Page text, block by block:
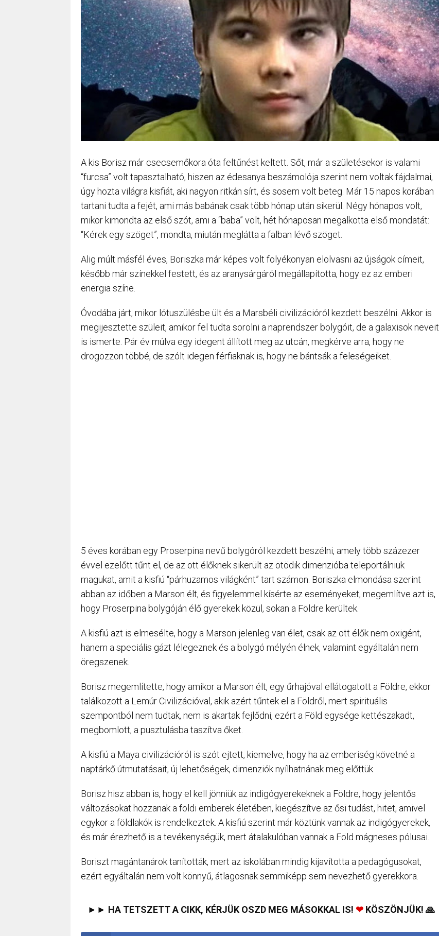
A kis Borisz már csecsemőkora óta feltűnést keltett. Sőt, már a születésekor is valami
“furcsa” volt tapasztalható, hiszen az édesanya beszámolója szerint nem voltak fájdalmai,
úgy hozta világra kisfiát, aki nagyon ritkán sírt, és sosem volt beteg. Már 15 napos korában
tartani tudta a fejét, ami más babának csak több hónap után sikerül. Négy hónapos volt,
mikor kimondta az első szót, ami a “baba” volt, hét hónaposan megalkotta első mondatát:
“Kérek egy szöget”, mondta, miután meglátta a falban lévő szöget.
Alig múlt másfél éves, Boriszka már képes volt folyékonyan elolvasni az újságok címeit,
később már színekkel festett, és az aranysárgáról megállapította, hogy ez az emberi
energia színe.
Óvodába járt, mikor lótuszülésbe ült és a Marsbéli civilizációról kezdett beszélni. Akkor is
megijesztette szüleit, amikor fel tudta sorolni a naprendszer bolygóit, de a galaxisok neveit
is ismerte. Pár év múlva egy idegent állított meg az utcán, megkérve arra, hogy ne
drogozzon többé, de szólt idegen férfiaknak is, hogy ne bántsák a feleségeiket.
5 éves korában egy Proserpina nevű bolygóról kezdett beszélni, amely több százezer
évvel ezelőtt tűnt el, de az ott élőknek sikerült az ötödik dimenzióba teleportálniuk
magukat, amit a kisfiú “párhuzamos világként” tart számon. Boriszka elmondása szerint
abban az időben a Marson élt, és figyelemmel kísérte az eseményeket, megemlítve azt is,
hogy Proserpina bolygóján élő gyerekek közül, sokan a Földre kerültek.
A kisfiú azt is elmesélte, hogy a Marson jelenleg van élet, csak az ott élők nem oxigént,
hanem a speciális gázt lélegeznek és a bolygó mélyén élnek, valamint egyáltalán nem
öregszenek.
Borisz megemlítette, hogy amikor a Marson élt, egy űrhajóval ellátogatott a Földre, ekkor
találkozott a Lemúr Civilizációval, akik azért tűntek el a Földről, mert spirituális
szempontból nem tudtak, nem is akartak fejlődni, ezért a Föld egysége kettészakadt,
megbomlott, a pusztulásba taszítva őket.
A kisfiú a Maya civilizációról is szót ejtett, kiemelve, hogy ha az emberiség követné a
naptárkő útmutatásait, új lehetőségek, dimenziók nyílhatnának meg előttük.
Borisz hisz abban is, hogy el kell jönniük az indigógyerekeknek a Földre, hogy jelentős
változásokat hozzanak a földi emberek életében, kiegészítve az ősi tudást, hitet, amivel
egykor a földlakók is rendelkeztek. A kisfiú szerint már köztünk vannak az indigógyerekek,
és már érezhető is a tevékenységük, mert átalakulóban vannak a Föld mágneses pólusai.
Boriszt magántanárok tanították, mert az iskolában mindig kijavította a pedagógusokat,
ezért egyáltalán nem volt könnyű, átlagosnak semmiképp sem nevezhető gyerekkora.
►► HA TETSZETT A CIKK, KÉRJÜK OSZD MEG MÁSOKKAL IS! ❤KÖSZÖNJÜK! 🙏